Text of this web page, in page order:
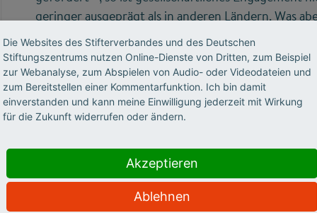
geringer ausgeprägt als in anderen Ländern. Was
immer ist dieses Engagement in eine umfassende
Hochschulen eingebunden und nicht alle
Engagement als selbstverständliche Aktivität und
Hierzulande gibt es weder eine Tradition noch ein
Verständnis eines zivilgesellschaftlichen Auftrags
Forschung und Lehre. Andere Länder, das zeigt
dahingehend ein anderes Selbstverständnis. Es gilt
Engagement aus dem Nischendasein von
Die Websites des Stifterverbandes und des Deutschen
Stiftungszentrums nutzen Online-Dienste von Dritten, zum Beispiel
zur Webanalyse, zum Abspielen von Audio- oder Videodateien und
zum Bereitstellen einer Kommentarfunktion. Ich bin damit
einverstanden und kann meine Einwilligung jederzeit mit Wirkung
für die Zukunft widerrufen oder ändern.
Akzeptieren
Ablehnen